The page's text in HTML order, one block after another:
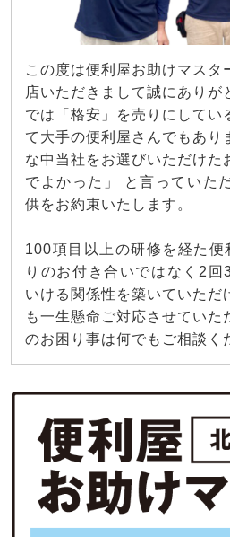
この度は便利屋お助けマスタ
店いただきまして誠にありが
では「格安」を売りにしてい
て大手の便利屋さんでもあり
な中当社をお選びいただけた
でよかった」 と言っていた
供をお約束いたします。
100項目以上の研修を経た便
りのお付き合いではなく2回
いける関係性を築いていただ
も一生懸命ご対応させていた
のお困り事は何でもご相談く